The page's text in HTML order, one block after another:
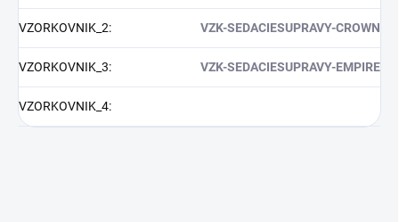
VZORKOVNIK_2: VZK-SEDACIESUPRAVY-CROWN
VZORKOVNIK_3: VZK-SEDACIESUPRAVY-EMPIRE
VZORKOVNIK_4: